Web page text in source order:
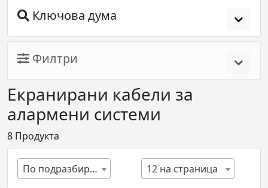
Ключова дума
Филтри
Екранирани кабели за
алармени системи
8 Продукта
По подразбиране 12 на страница